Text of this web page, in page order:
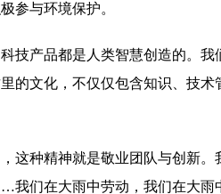
参与环境保护。
技产品都是人类智慧创造的。我
的文化，不仅仅包含知识、技
这种精神就是敬业团队与创新
我们在大雨中劳动，我们在大